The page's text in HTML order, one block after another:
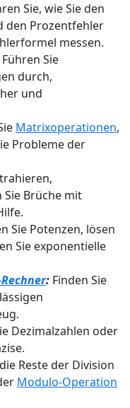
Sie, wie Sie den
den Prozentfehler
messen.
Führen Sie
durch,
und
Matrixoperationen,
Probleme der
Brüche mit
Sie Potenzen, lösen
Sie exponentielle
: Finden Sie
Dezimalzahlen oder
Reste der Division
Modulo-Operation